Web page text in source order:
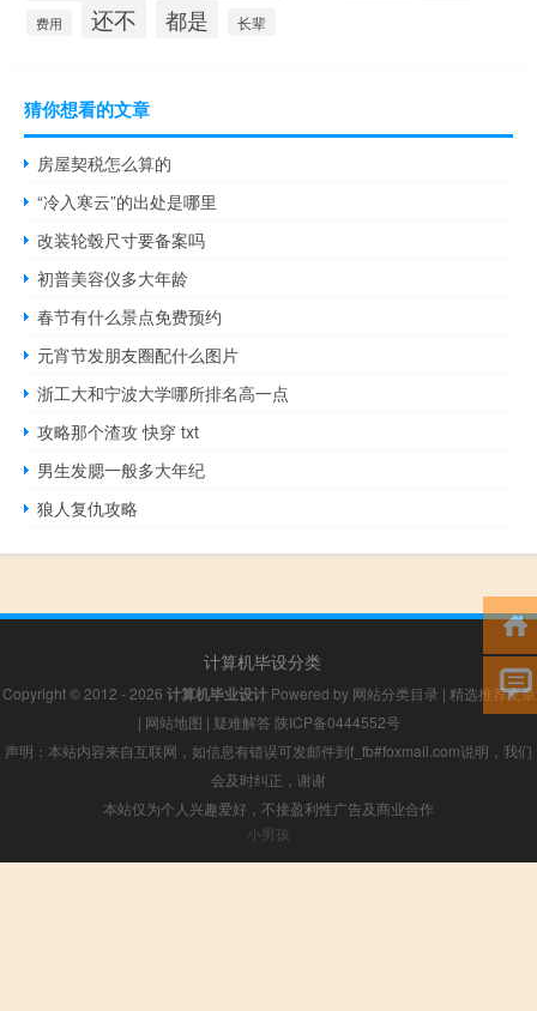
费用 还不 都是 长辈
猜你想看的文章
房屋契税怎么算的
“冷入寒云”的出处是哪里
改装轮毂尺寸要备案吗
初普美容仪多大年龄
春节有什么景点免费预约
元宵节发朋友圈配什么图片
浙工大和宁波大学哪所排名高一点
攻略那个渣攻 快穿 txt
男生发腮一般多大年纪
狼人复仇攻略
计算机毕设分类
Copyright © 2012 - 2026 计算机毕业设计Powered by 网站分类目录 | 精选推荐文章
| 网站地图 | 疑难解答 陕ICP备0444552号
声明：本站内容来自互联网，如信息有错误可发邮件到f_fb#foxmail.com说明，我们
会及时纠正，谢谢
本站仅为个人兴趣爱好，不接盈利性广告及商业合作
小男孩